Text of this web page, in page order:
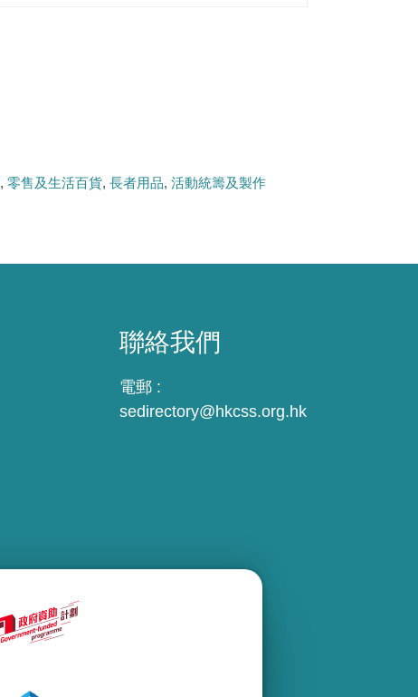
零售及生活百貨 長者用品 活動統籌及製作
聯絡我們
電郵 :
sedirectory@hkcss.org.hk